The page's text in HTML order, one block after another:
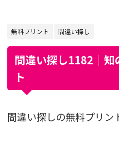
無料プリント 間違い探し
間違い探し1182｜知
ト
間違い探しの無料プリン